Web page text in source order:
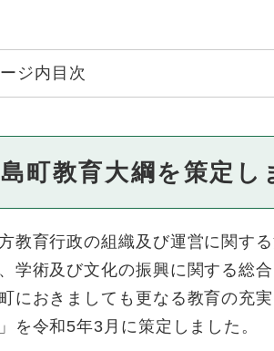
ジ内目次
町教育大綱を策定し
教育行政の組織及び運営に関す
学術及び文化の振興に関する総
におきましても更なる教育の充
を令和5年3月に策定しました。